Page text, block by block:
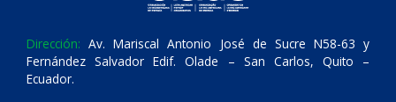
Dirección: Av. Mariscal Antonio José de Sucre N58-63 y
Fernández Salvador Edif. Olade – San Carlos, Quito –
Ecuador.